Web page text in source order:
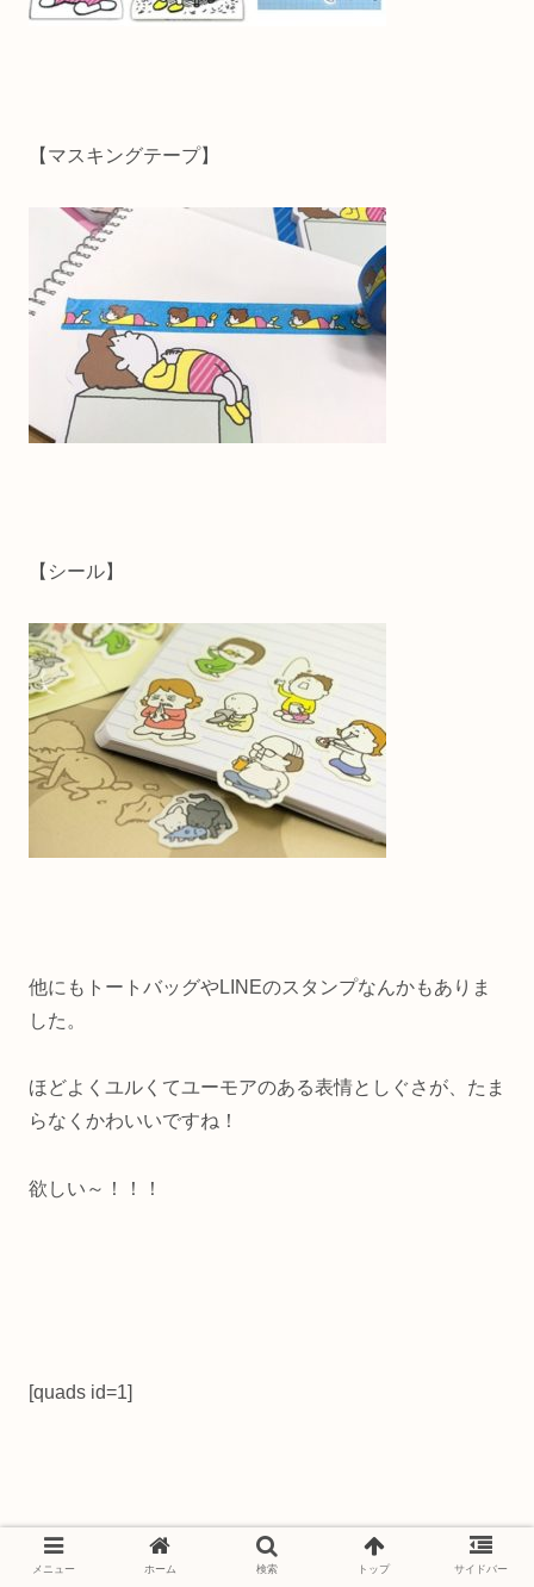
【マスキングテープ】
【シール】
他にもトートバッグやLINEのスタンプなんかもありま
した。
ほどよくユルくてユーモアのある表情としぐさが、たま
らなくかわいいですね！
欲しい～！！！
[quads id=1]
メニュー ホーム 検索 トップ サイドバー